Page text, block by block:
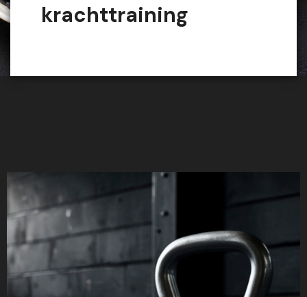
krachttraining